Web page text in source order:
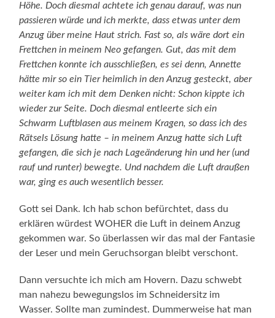
Höhe. Doch diesmal achtete ich genau darauf, was nun
passieren würde und ich merkte, dass etwas unter dem
Anzug über meine Haut strich. Fast so, als wäre dort ein
Frettchen in meinem Neo gefangen. Gut, das mit dem
Frettchen konnte ich ausschließen, es sei denn, Annette
hätte mir so ein Tier heimlich in den Anzug gesteckt, aber
weiter kam ich mit dem Denken nicht: Schon kippte ich
wieder zur Seite. Doch diesmal entleerte sich ein
Schwarm Luftblasen aus meinem Kragen, so dass ich des
Rätsels Lösung hatte – in meinem Anzug hatte sich Luft
gefangen, die sich je nach Lageänderung hin und her (und
rauf und runter) bewegte. Und nachdem die Luft draußen
war, ging es auch wesentlich besser.
Gott sei Dank. Ich hab schon befürchtet, dass du
erklären würdest WOHER die Luft in deinem Anzug
gekommen war. So überlassen wir das mal der Fantasie
der Leser und mein Geruchsorgan bleibt verschont.
Dann versuchte ich mich am Hovern. Dazu schwebt
man nahezu bewegungslos im Schneidersitz im
Wasser. Sollte man zumindest. Dummerweise hat man